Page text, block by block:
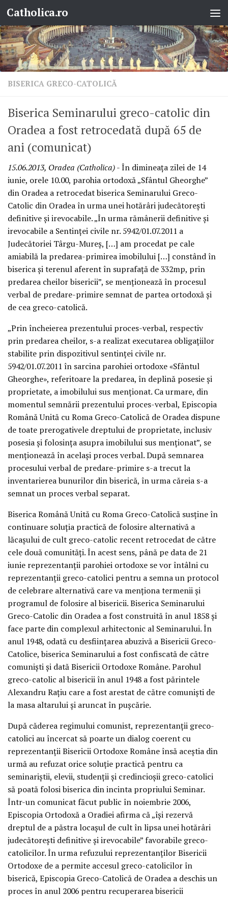
Skip to content
Catholica.ro
BISERICA GRECO-CATOLICĂ
Biserica Seminarului greco-catolic din
Oradea a fost retrocedată după 65 de
ani (comunicat)
15.06.2013, Oradea (Catholica)- În dimineaţa zilei de 14
iunie, orele 10.00, parohia ortodoxă „Sfântul Gheorghe”
din Oradea a retrocedat biserica Seminarului Greco-
Catolic din Oradea în urma unei hotărâri judecătoreşti
definitive şi irevocabile. „În urma rămânerii definitive şi
irevocabile a Sentinţei civile nr. 5942/01.07.2011 a
Judecătoriei Târgu-Mureş, […] am procedat pe cale
amiabilă la predarea-primirea imobilului […] constând în
biserica şi terenul aferent în suprafaţă de 332mp, prin
predarea cheilor bisericii”, se menţionează în procesul
verbal de predare-primire semnat de partea ortodoxă şi
de cea greco-catolică.
„Prin încheierea prezentului proces-verbal, respectiv
prin predarea cheilor, s-a realizat executarea obligaţiilor
stabilite prin dispozitivul sentinţei civile nr.
5942/01.07.2011 în sarcina parohiei ortodoxe «Sfântul
Gheorghe», referitoare la predarea, în deplină posesie şi
proprietate, a imobilului sus menţionat. Ca urmare, din
momentul semnării prezentului proces-verbal, Episcopia
Română Unită cu Roma Greco-Catolică de Oradea dispune
de toate prerogativele dreptului de proprietate, inclusiv
posesia şi folosinţa asupra imobilului sus menţionat”, se
menţionează în acelaşi proces verbal. După semnarea
procesului verbal de predare-primire s-a trecut la
inventarierea bunurilor din biserică, în urma căreia s-a
semnat un proces verbal separat.
Biserica Română Unită cu Roma Greco-Catolică susţine în
continuare soluţia practică de folosire alternativă a
lăcaşului de cult greco-catolic recent retrocedat de către
cele două comunităţi. În acest sens, până pe data de 21
iunie reprezentanţii parohiei ortodoxe se vor întâlni cu
reprezentanţii greco-catolici pentru a semna un protocol
de celebrare alternativă care va menţiona termenii şi
programul de folosire al bisericii. Biserica Seminarului
Greco-Catolic din Oradea a fost construită în anul 1858 şi
face parte din complexul arhitectonic al Seminarului. În
anul 1948, odată cu desfiinţarea abuzivă a Bisericii Greco-
Catolice, biserica Seminarului a fost confiscată de către
comunişti şi dată Bisericii Ortodoxe Române. Parohul
greco-catolic al bisericii în anul 1948 a fost părintele
Alexandru Raţiu care a fost arestat de către comunişti de
la masa altarului şi aruncat în puşcărie.
După căderea regimului comunist, reprezentanţii greco-
catolici au încercat să poarte un dialog coerent cu
reprezentanţii Bisericii Ortodoxe Române însă aceştia din
urmă au refuzat orice soluţie practică pentru ca
seminariştii, elevii, studenţii şi credincioşii greco-catolici
să poată folosi biserica din incinta propriului Seminar.
Într-un comunicat făcut public în noiembrie 2006,
Episcopia Ortodoxă a Oradiei afirma că „îşi rezervă
dreptul de a păstra locaşul de cult în lipsa unei hotărâri
judecătoreşti definitive şi irevocabile” favorabile greco-
catolicilor. În urma refuzului reprezentanţilor Bisericii
Ortodoxe de a permite accesul greco-catolicilor în
biserică, Episcopia Greco-Catolică de Oradea a deschis un
proces în anul 2006 pentru recuperarea bisericii